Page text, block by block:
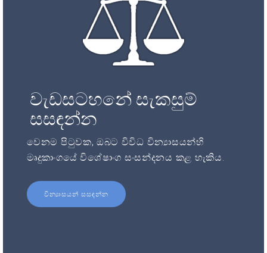
වැඩසටහනේ සැකසුම්
සසඳන්න
වෙනම පිටුවක, ඔබට විවිධ වින්‍යාසයන්හි
මෘදුකාංගයේ විශේෂාංග සංසන්දනය කළ හැකිය.
වින්‍යාසයන් සසඳන්න